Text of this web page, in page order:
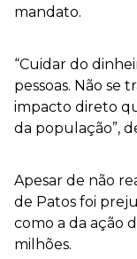
mandato.
“Cuidar do
pessoas. Não se
impacto direto
da população”,
Apesar de não
de Patos foi
como a da ação
milhões.